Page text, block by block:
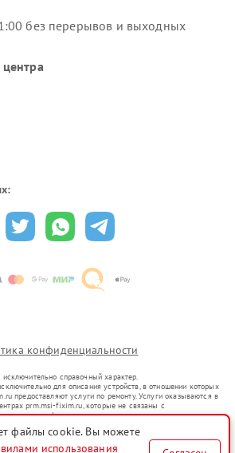
без перерывов и выходных
центра
конфиденциальности
справочный характер.
для описания устройств, в отношении которых
предоставляют услуги по ремонту. Услуги оказываются в
prm.msi-fixim.ru, которые не связаны с
или их официальными представителями.
уже введенных в гражданский оборот в соответствии
преследует цели индивидуализации услуг или введения
файлы cookie. Вы можете
использования